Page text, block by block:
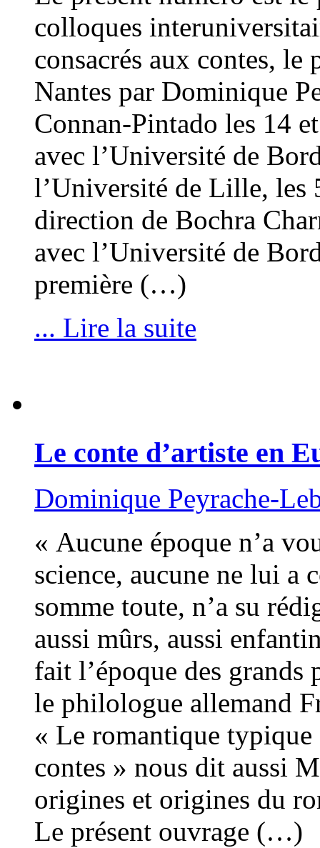
colloques
consacrés aux contes, le
Nantes par Dominique
Connan-Pintado les 14
avec l’Université de
l’Université de Lille, les
direction de Bochra
avec l’Université de
première (…)
... Lire la suite
Le conte d’artiste en
Dominique Peyrache-
« Aucune époque n’a
science, aucune ne lui a
somme toute, n’a su
aussi mûrs, aussi
fait l’époque des
le philologue allemand
« Le romantique
contes » nous dit aussi
origines et origines du
Le présent ouvrage (…)